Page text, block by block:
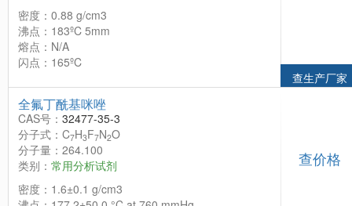
密度：0.88 g/cm3
沸点：183ºC 5mm
熔点：N/A
闪点：165ºC
查生产厂家
全氟丁酰基咪唑
CAS号： 32477-35-3
分子式：C7H3F7N2O
分子量：264.100
类别： 常用分析试剂
密度：1.6±0.1 g/cm3
查价格